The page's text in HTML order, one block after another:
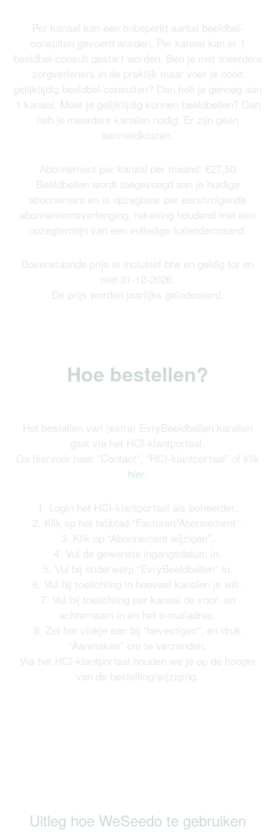
Per kanaal kan een onbeperkt aantal beeldbel-
consulten gevoerd worden. Per kanaal kan er 1
beeldbel-consult gestart worden. Ben je met meerdere
zorgverleners in de praktijk maar voer je nooit
gelijktijdig beeldbel-consulten? Dan heb je genoeg aan
1 kanaal. Moet je gelijktijdig kunnen beeldbellen? Dan
heb je meerdere kanalen nodig. Er zijn géén
aanmeldkosten.
Abonnement per kanaal per maand: €27,50
Beeldbellen wordt toegevoegd aan je huidige
abonnement en is opzegbaar per eerstvolgende
abonnementsverlenging, rekening houdend met een
opzegtermijn van een volledige kalendermaand.
Bovenstaande prijs is inclusief btw en geldig tot en
met 31-12-2026.
De prijs worden jaarlijks geïndexeerd.
Hoe bestellen?
Het bestellen van (extra) EvryBeeldbellen kanalen
gaat via het HCI-klantportaal.
Ga hiervoor naar “Contact”, “HCI-klantportaal” of klik
hier.
1. Login het HCI-klantportaal als beheerder.
2. Klik op het tabblad “Facturen/Abonnement”.
3. Klik op “Abonnement wijzigen”.
4. Vul de gewenste ingangsdatum in.
5. Vul bij onderwerp “EvryBeeldbellen” in.
6. Vul bij toelichting in hoeveel kanalen je wilt.
7. Vul bij toelichting per kanaal de voor- en
achternaam in en het e-mailadres.
8. Zet het vinkje aan bij “bevestigen”, en druk
“Aanmaken” om te verzenden.
Via het HCI-klantportaal houden we je op de hoogte
van de bestelling/wijziging.
Uitleg hoe WeSeedo te gebruiken